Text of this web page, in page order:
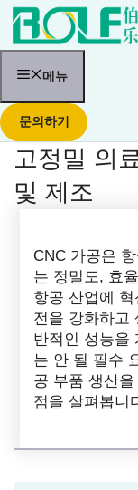
뛰
기
메뉴
문의하기
고정밀 의
및 제조
CNC 가공은
는 정밀도, 효
항공 산업에
전을 강화하고
반적인 성능을
는 안 될 필수
공 부품 생산
점을 살펴봅니